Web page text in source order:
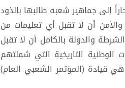
إلى جماهير شعبه طالبها بالذود
أن لا تقبل أي تعليمات من
والدولة بالكامل أن لا تقبل
الوطنية التاريخية التي شملتهم
قيادة (المؤتمر الشعبي العام)